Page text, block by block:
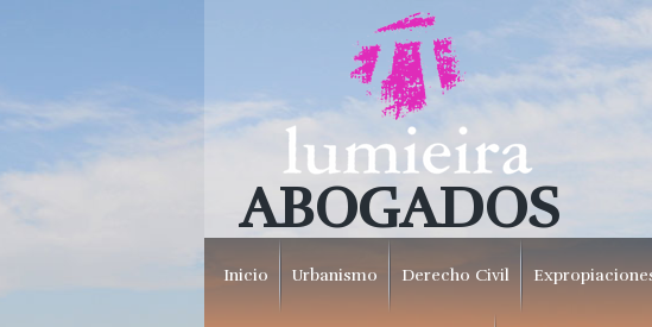
ABOGADOS
Inicio Urbanismo Derecho Civil